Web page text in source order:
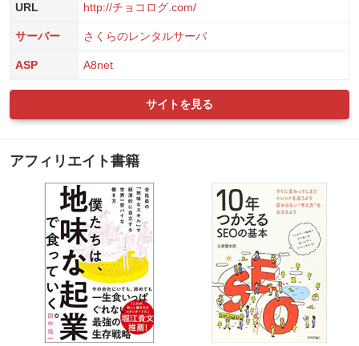
URL http://チョコログ.com/
サーバー さくらのレンタルサーバ
ASP A8net
サイトを見る
アフィリエイト書籍